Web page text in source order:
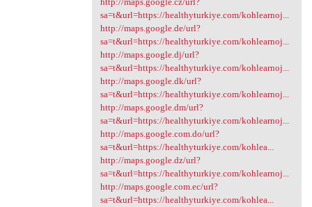
sa=t&url=https://healthyturkiye.com/kohlearnoj...
http://maps.google.de/url?
sa=t&url=https://healthyturkiye.com/kohlearnoj...
http://maps.google.dj/url?
sa=t&url=https://healthyturkiye.com/kohlearnoj...
http://maps.google.dk/url?
sa=t&url=https://healthyturkiye.com/kohlearnoj...
http://maps.google.dm/url?
sa=t&url=https://healthyturkiye.com/kohlearnoj...
http://maps.google.com.do/url?
sa=t&url=https://healthyturkiye.com/kohlea...
http://maps.google.dz/url?
sa=t&url=https://healthyturkiye.com/kohlearnoj...
http://maps.google.com.ec/url?
sa=t&url=https://healthyturkiye.com/kohlea...